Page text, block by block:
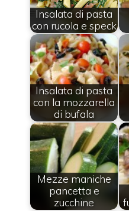
Insalata di pasta
con rucola e speck
Insalata di pasta
con la mozzarella
di bufala
Mezze maniche
pancetta e
zucchine